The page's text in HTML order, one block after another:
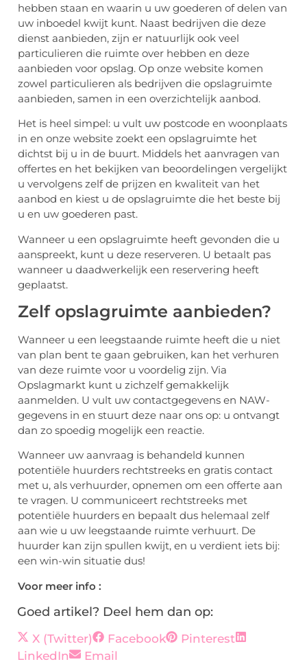
hebben staan en waarin u uw goederen of delen van
uw inboedel kwijt kunt. Naast bedrijven die deze
dienst aanbieden, zijn er natuurlijk ook veel
particulieren die ruimte over hebben en deze
aanbieden voor opslag. Op onze website komen
zowel particulieren als bedrijven die opslagruimte
aanbieden, samen in een overzichtelijk aanbod.
Het is heel simpel: u vult uw postcode en woonplaats
in en onze website zoekt een opslagruimte het
dichtst bij u in de buurt. Middels het aanvragen van
offertes en het bekijken van beoordelingen vergelijkt
u vervolgens zelf de prijzen en kwaliteit van het
aanbod en kiest u de opslagruimte die het beste bij
u en uw goederen past.
Wanneer u een opslagruimte heeft gevonden die u
aanspreekt, kunt u deze reserveren. U betaalt pas
wanneer u daadwerkelijk een reservering heeft
geplaatst.
Zelf opslagruimte aanbieden?
Wanneer u een leegstaande ruimte heeft die u niet
van plan bent te gaan gebruiken, kan het verhuren
van deze ruimte voor u voordelig zijn. Via
Opslagmarkt kunt u zichzelf gemakkelijk
aanmelden. U vult uw contactgegevens en NAW-
gegevens in en stuurt deze naar ons op: u ontvangt
dan zo spoedig mogelijk een reactie.
Wanneer uw aanvraag is behandeld kunnen
potentiële huurders rechtstreeks en gratis contact
met u, als verhuurder, opnemen om een offerte aan
te vragen. U communiceert rechtstreeks met
potentiële huurders en bepaalt dus helemaal zelf
aan wie u uw leegstaande ruimte verhuurt. De
huurder kan zijn spullen kwijt, en u verdient iets bij:
een win-win situatie dus!
Voor meer info :
Goed artikel? Deel hem dan op:
X (Twitter) Facebook
Pinterest
LinkedIn
Email